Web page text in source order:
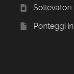
Sollevatori
Ponteggi